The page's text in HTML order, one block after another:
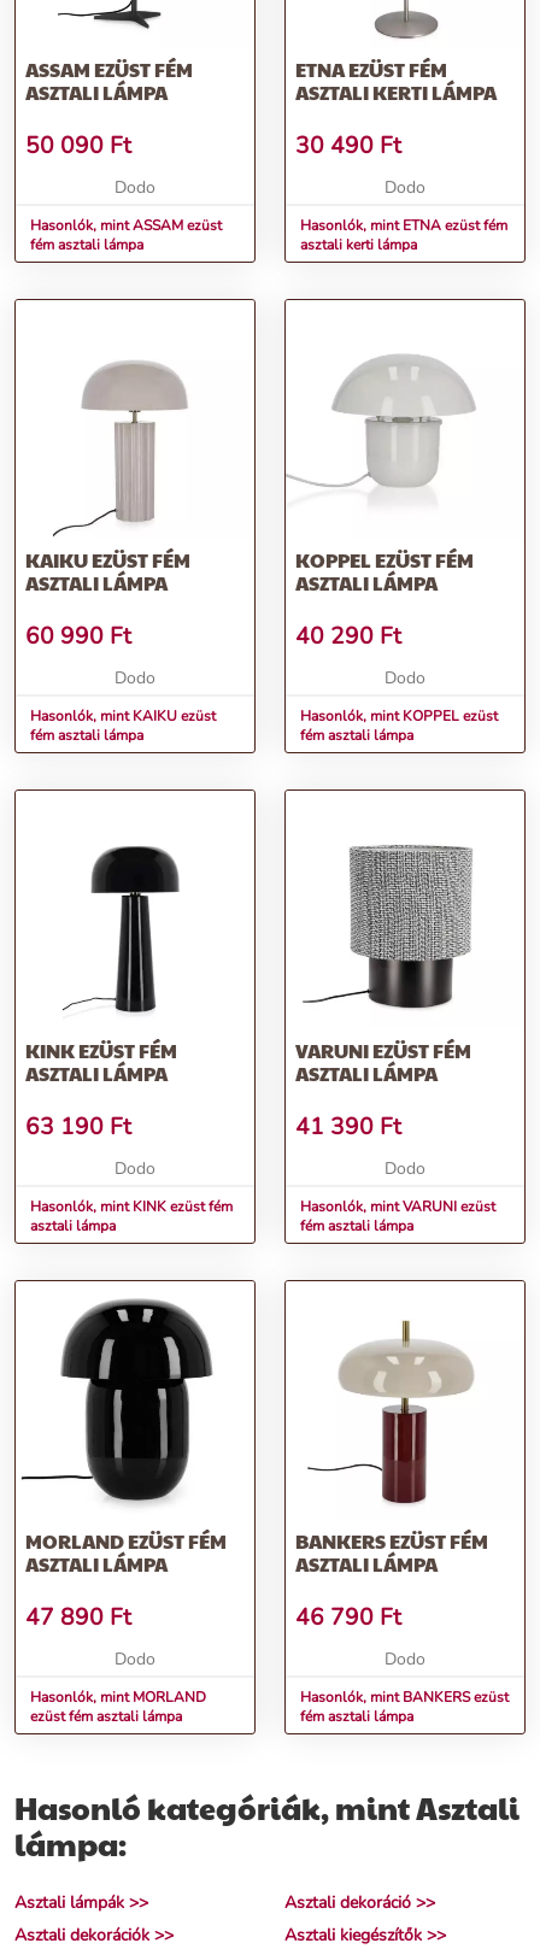
ASSAM EZÜST FÉM
ASZTALI LÁMPA
50 090 Ft
Dodo
Hasonlók, mint ASSAM ezüst
fém asztali lámpa
ETNA EZÜST FÉM
ASZTALI KERTI LÁMPA
30 490 Ft
Dodo
Hasonlók, mint ETNA ezüst fém
asztali kerti lámpa
KAIKU EZÜST FÉM
ASZTALI LÁMPA
60 990 Ft
Dodo
Hasonlók, mint KAIKU ezüst
fém asztali lámpa
KOPPEL EZÜST FÉM
ASZTALI LÁMPA
40 290 Ft
Dodo
Hasonlók, mint KOPPEL ezüst
fém asztali lámpa
KINK EZÜST FÉM
ASZTALI LÁMPA
63 190 Ft
Dodo
Hasonlók, mint KINK ezüst fém
asztali lámpa
VARUNI EZÜST FÉM
ASZTALI LÁMPA
41 390 Ft
Dodo
Hasonlók, mint VARUNI ezüst
fém asztali lámpa
MORLAND EZÜST FÉM
ASZTALI LÁMPA
47 890 Ft
Dodo
Hasonlók, mint MORLAND
ezüst fém asztali lámpa
BANKERS EZÜST FÉM
ASZTALI LÁMPA
46 790 Ft
Dodo
Hasonlók, mint BANKERS ezüst
fém asztali lámpa
Hasonló kategóriák, mint Asztali
lámpa:
Asztali lámpák >>
Asztali dekoráció >>
Asztali dekorációk >>
Asztali kiegészítők >>